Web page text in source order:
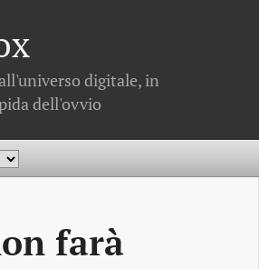
digitale, in
dell'ovvio
farà